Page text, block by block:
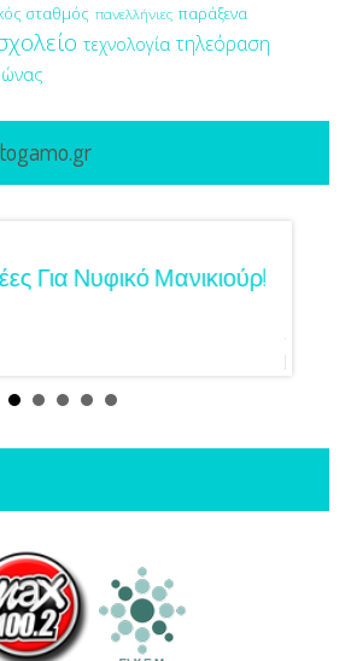
σταθμός πανελλήνιες παράξενα
τεχνολογία τηλεόραση
Για Νυφικό Μανικιούρ!